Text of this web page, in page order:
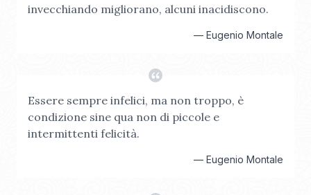
invecchiando migliorano, alcuni inacidiscono.
— Eugenio Montale
Essere sempre infelici, ma non troppo, è
condizione sine qua non di piccole e
intermittenti felicità.
— Eugenio Montale